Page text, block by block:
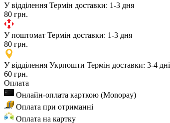
У відділення Термін доставки: 1-3 дня
80 грн.
У поштомат Термін доставки: 1-3 дня
80 грн.
У відділення Укрпошти Термін доставки: 3-4 дні
60 грн.
Оплата
Онлайн-оплата карткою (Monopay)
Оплата при отриманні
Оплата на картку